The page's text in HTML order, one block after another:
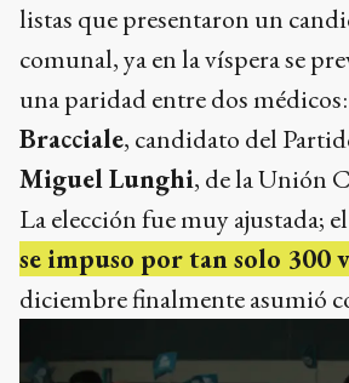
listas que presentaron un
comunal, ya en la víspera se
una paridad entre dos médicos:
Bracciale, candidato del
Miguel Lunghi, de la Unión
La elección fue muy ajustada;
se impuso por tan solo 300
diciembre finalmente asumió